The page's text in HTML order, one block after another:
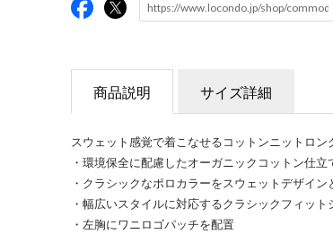
商品説明 サイズ詳細
スウェット感覚で着こなせるコットンニットロン
・環境保全に配慮したオーガニックコットン仕
・クラシックなポロカラーをスウェットデザイン
・幅広いスタイルに対応するクラシックフィット
・左胸にワニロゴパッチを配置